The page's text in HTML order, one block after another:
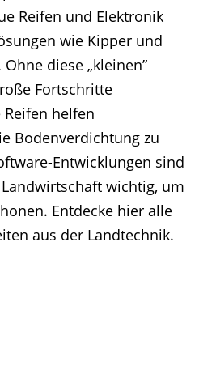
Archiv
Marke
Reifen und Elektronik
wie Kipper und
diese „kleinen”
Fortschritte
helfen
Bodenverdichtung zu
Entwicklungen sind
wichtig, um
Entdecke hier alle
aus der Landtechnik.